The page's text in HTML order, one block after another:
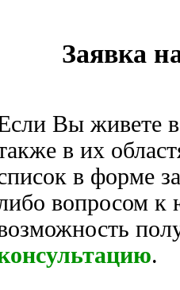
Заявка
Вы живете
в их
в форме
вопросом к
.